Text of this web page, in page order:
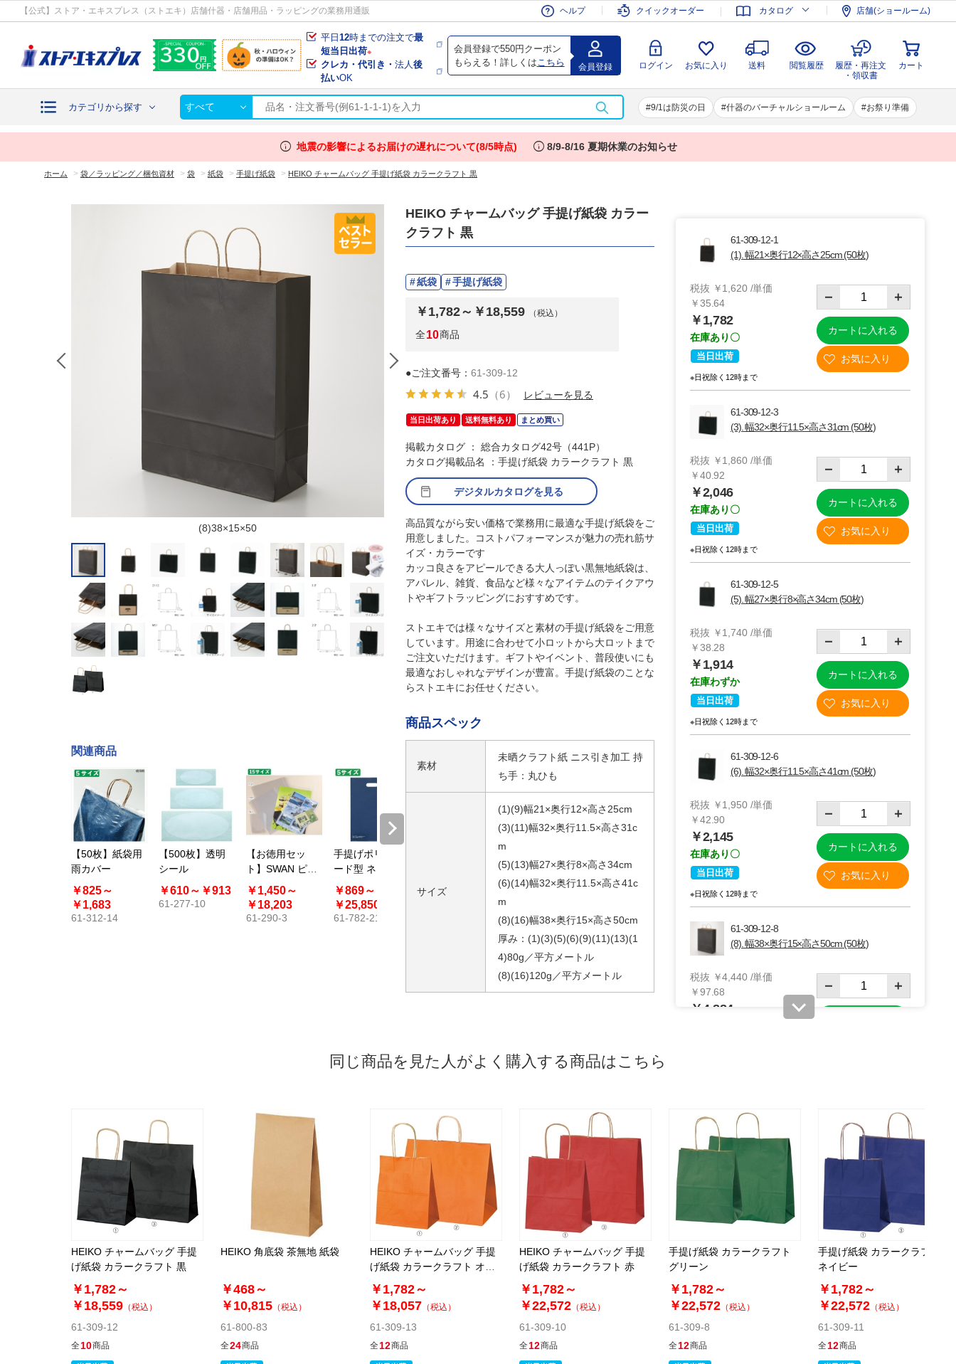
【公式】ストア・エキスプレス（ストエキ）店舗什器・店舗用品・ラッピングの業務用通販 ヘルプ クイックオーダー カタログ 店舗(ショールーム)
平日12時までの注文で最
短当日出荷※
クレカ・代引き・法人後
払いOK
会員登録で550円クーポン
もらえる！詳しくは こちら 会員登録 ログイン お気に入り 送料 閲覧履歴
履歴・再注文
・領収書
カート
カテゴリから探す すべて 9/1は防災の日 什器のバーチャルショールーム お祭り準備
会員登録 ログイン お気に入り 送料 閲覧履歴
履歴・再注文
・領収書
カート
info 地震の影響によるお届けの遅れについて(8/5時点) info 8/9-8/16 夏期休業のお知らせ
ホーム > 袋／ラッピング／梱包資材 > 袋 > 紙袋 > 手提げ紙袋 > HEIKO チャームバッグ 手提げ紙袋 カラークラフト 黒
(8)38×15×50 (1)21×12×25 (3)32×11.5×31
関連商品
【50枚】紙袋用
雨カバー
￥825～
￥1,683
61-312-14
【500枚】透明
シール
￥610～ ￥913
61-277-10
【お徳用セッ
ト】SWAN ピュ
アパック 透明
OPP袋
￥1,450～
￥18,203
61-290-3
手提げポリ袋ハ
ード型 ネイビー
〔ストエキオリ
ジナル〕
￥869～
￥25,850
61-782-21
ル〕
￥891～
ン付きシール ベ
ーシック〔スト
￥1,441～
61-800-75
ル
￥643～
リボン型シール
￥264～
￥1,397
【100枚】ネオ
ンカラー ギフト
￥396
HEIKO チャームバッグ 手提げ紙袋 カラー
クラフト 黒
紙袋 手提げ紙袋
￥1,782～￥18,559 （税込）
全10商品
●ご注文番号： 61-309-12
4.5 （6） レビューを見る
当日出荷あり 送料無料あり まとめ買い
掲載カタログ ： 総合カタログ42号（441P）
デジタルカタログを見る
カタログ掲載品名 ：手提げ紙袋 カラークラフト 黒
高品質ながら安い価格で業務用に最適な手提げ紙袋をご
用意しました。コストパフォーマンスが魅力の売れ筋サ
イズ・カラーです
カッコ良さをアピールできる大人っぽい黒無地紙袋は、
アパレル、雑貨、食品など様々なアイテムのテイクアウ
トやギフトラッピングにおすすめです。
ストエキでは様々なサイズと素材の手提げ紙袋をご用意
しています。用途に合わせて小ロットから大ロットまで
ご注文いただけます。ギフトやイベント、普段使いにも
最適なおしゃれなデザインが豊富。手提げ紙袋のことな
らストエキにお任せください。
商品スペック
素材
未晒クラフト紙 ニス引き加工 持
ち手：丸ひも
サイズ
(1)(9)幅21×奥行12×高さ25cm
(3)(11)幅32×奥行11.5×高さ31c
m
(5)(13)幅27×奥行8×高さ34cm
(6)(14)幅32×奥行11.5×高さ41c
m
(8)(16)幅38×奥行15×高さ50cm
厚み：(1)(3)(5)(6)(9)(11)(13)(1
4)80g／平方メートル
(8)(16)120g／平方メートル
61-309-12-1
(1). 幅21×奥行12×高さ25cm (50枚)
税抜 ￥1,620 /単価
￥35.64
￥1,782
在庫あり〇
当日出荷
※日祝除く12時まで
カートに入れる
61-309-12-3
(3). 幅32×奥行11.5×高さ31cm (50枚)
税抜 ￥1,860 /単価
￥40.92
￥2,046
在庫あり〇
当日出荷
※日祝除く12時まで
カートに入れる
61-309-12-5
(5). 幅27×奥行8×高さ34cm (50枚)
税抜 ￥1,740 /単価
￥38.28
￥1,914
在庫わずか
当日出荷
※日祝除く12時まで
カートに入れる
61-309-12-6
(6). 幅32×奥行11.5×高さ41cm (50枚)
税抜 ￥1,950 /単価
￥42.90
￥2,145
在庫あり〇
当日出荷
※日祝除く12時まで
カートに入れる
61-309-12-8
(8). 幅38×奥行15×高さ50cm (50枚)
税抜 ￥4,440 /単価
￥97.68
￥4,884
(9). 幅21×奥行12×高さ25cm (300枚)
税抜 ￥9,234 /単価
￥10,157
別送
カートに入れる
61-309-12-11
(11). 幅32×奥行11.5×高さ31cm (200枚)
税抜 ￥7,068 /単価
￥38.87
￥7,774
カートに入れる
同じ商品を見た人がよく購入する商品はこちら
HEIKO チャームバッグ 手提
げ紙袋 カラークラフト 黒
￥1,782～
￥18,559 （税込）
61-309-12
全10商品
HEIKO 角底袋 茶無地 紙袋
￥468～
￥10,815 （税込）
61-800-83
全24商品
HEIKO チャームバッグ 手提
げ紙袋 カラークラフト オレ
ンジ
￥1,782～
￥18,057 （税込）
61-309-13
全12商品
HEIKO チャームバッグ 手提
げ紙袋 カラークラフト 赤
￥1,782～
￥22,572 （税込）
61-309-10
全12商品
手提げ紙袋 カラークラフト
グリーン
￥1,782～
￥22,572 （税込）
61-309-8
全12商品
手提げ紙袋 カラークラフト
ネイビー
￥1,782～
￥22,572 （税込）
61-309-11
全12商品